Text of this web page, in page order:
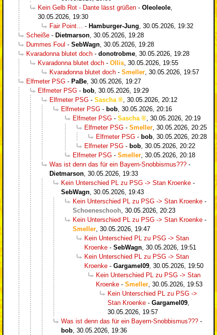
Kein Gelb Rot - Dante lässt grüßen - Oleoleole
30.05.2026, 19:30
Fair Point…
- Hamburger-Jung 30.05.2026, 19:32
Scheiße - Dietmarson 30.05.2026, 19:28
Dummes Foul - SebWagn 30.05.2026, 19:28
Kvaradonna blutet doch - donotrobme 30.05.2026, 19:28
Kvaradonna blutet doch - Ollis 30.05.2026, 19:55
Kvaradonna blutet doch - Smeller 30.05.2026, 19:57
Elfmeter PSG - PaBe 30.05.2026, 19:27
Elfmeter PSG - bob 30.05.2026, 19:29
Elfmeter PSG - Sascha
30.05.2026, 20:12
Elfmeter PSG - bob 30.05.2026, 20:16
Elfmeter PSG - Sascha
30.05.2026, 20:19
Elfmeter PSG - Smeller 30.05.2026, 20:25
Elfmeter PSG - bob 30.05.2026, 20:28
Elfmeter PSG - bob 30.05.2026, 20:22
Elfmeter PSG - Smeller 30.05.2026, 20:18
Was ist denn das für ein Bayern-Snobbismus??? -
Dietmarson 30.05.2026, 19:33
Kein Unterschied PL zu PSG -> Stan Kroenke -
SebWagn 30.05.2026, 19:43
Kein Unterschied PL zu PSG -> Stan Kroenke -
Schoeneschooh 30.05.2026, 20:23
Kein Unterschied PL zu PSG -> Stan Kroenke -
Smeller 30.05.2026, 19:47
Kein Unterschied PL zu PSG -> Stan
Kroenke - SebWagn 30.05.2026, 19:51
Kein Unterschied PL zu PSG -> Stan
Kroenke - Gargamel09 30.05.2026, 19:50
Kein Unterschied PL zu PSG -> Stan
Kroenke - Smeller 30.05.2026, 19:53
Kein Unterschied PL zu PSG ->
Stan Kroenke - Gargamel09
30.05.2026, 19:57
Was ist denn das für ein Bayern-Snobbismus??? -
bob 30.05.2026, 19:36